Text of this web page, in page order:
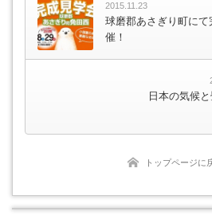
2015.11.23
球磨郡あさぎり町にて
催！
日本の気候
トップページに